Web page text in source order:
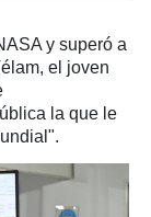
y superó a
el joven
la que le